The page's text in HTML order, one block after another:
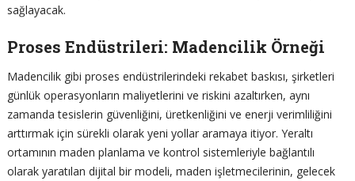
sağlayacak.
Proses Endüstrileri: Madencilik Örneği
Madencilik gibi proses endüstrilerindeki rekabet baskısı, şirketleri
günlük operasyonların maliyetlerini ve riskini azaltırken, aynı
zamanda tesislerin güvenliğini, üretkenliğini ve enerji verimliliğini
arttırmak için sürekli olarak yeni yollar aramaya itiyor. Yeraltı
ortamının maden planlama ve kontrol sistemleriyle bağlantılı
olarak yaratılan dijital bir modeli, maden işletmecilerinin, gelecek